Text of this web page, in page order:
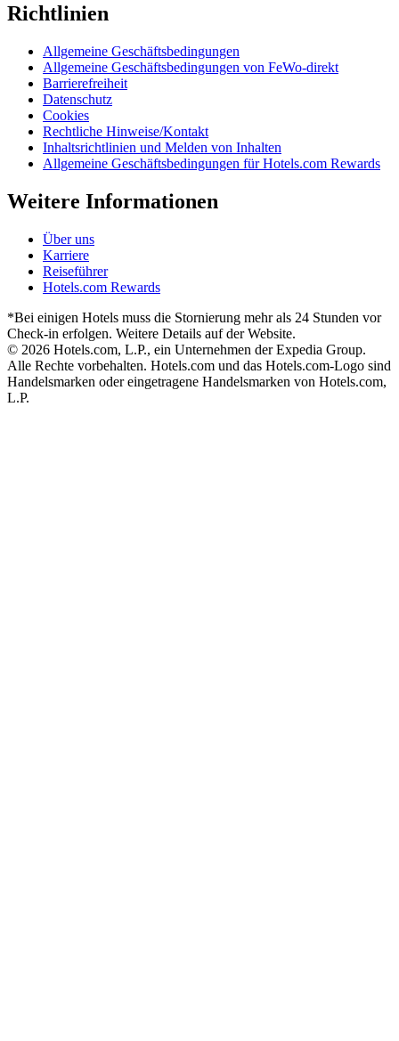
Richtlinien
Allgemeine Geschäftsbedingungen
Allgemeine Geschäftsbedingungen von FeWo-direkt
Barrierefreiheit
Datenschutz
Cookies
Rechtliche Hinweise/Kontakt
Inhaltsrichtlinien und Melden von Inhalten
Allgemeine Geschäftsbedingungen für Hotels.com Rewards
Weitere Informationen
Über uns
Karriere
Reiseführer
Hotels.com Rewards
*Bei einigen Hotels muss die Stornierung mehr als 24 Stunden vor
Check-in erfolgen. Weitere Details auf der Website.
© 2026 Hotels.com, L.P., ein Unternehmen der Expedia Group.
Alle Rechte vorbehalten. Hotels.com und das Hotels.com-Logo sind
Handelsmarken oder eingetragene Handelsmarken von Hotels.com,
L.P.